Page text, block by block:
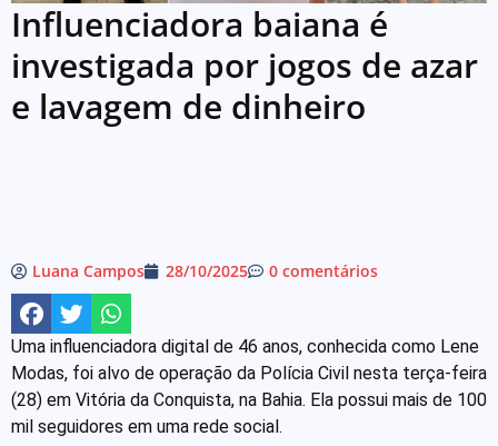
Influenciadora baiana é
investigada por jogos de azar
e lavagem de dinheiro
Luana Campos 28/10/2025 0 comentários
Uma influenciadora digital de 46 anos, conhecida como Lene
Modas, foi alvo de operação da Polícia Civil nesta terça-feira
(28) em Vitória da Conquista, na Bahia. Ela possui mais de 100
mil seguidores em uma rede social.